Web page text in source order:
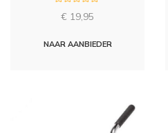
d
€ 19,95
NAAR AANBIEDER